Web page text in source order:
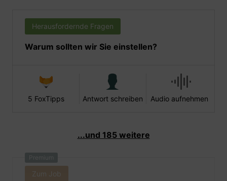
Herausfordernde Fragen
Warum sollten wir Sie einstellen?
5 FoxTipps Antwort schreiben Audio aufnehmen
...und 185 weitere
Premium
Zum Job